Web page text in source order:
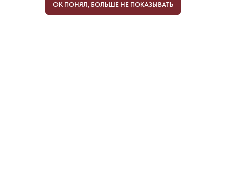
ОК ПОНЯЛ, БОЛЬШЕ НЕ ПОКАЗЫВАТЬ